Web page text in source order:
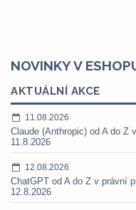
NOVINKY V
AKTUÁLNÍ AKCE
11.08.2026
Claude (Anthropic) od A do
11.8.2026
12.08.2026
ChatGPT od A do Z v právní
12.8.2026